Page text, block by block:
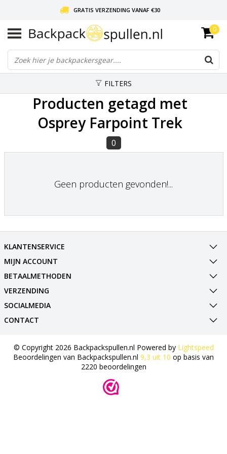
GRATIS VERZENDING VANAF €30
LIEFDE VOOR BACKPACKEN!
30 DAGEN GRATIS RETOUR
0
FILTERS
Producten getagd met
Osprey Farpoint Trek
0
Geen producten gevonden!...
KLANTENSERVICE
MIJN ACCOUNT
BETAALMETHODEN
VERZENDING
SOCIALMEDIA
CONTACT
© Copyright 2026 Backpackspullen.nl Powered by Lightspeed
Beoordelingen van Backpackspullen.nl 9,3 uit 10 op basis van
2220 beoordelingen